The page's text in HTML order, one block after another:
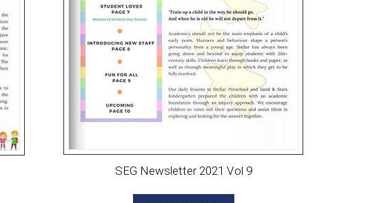
SEG Newsletter 2021 Vol 9